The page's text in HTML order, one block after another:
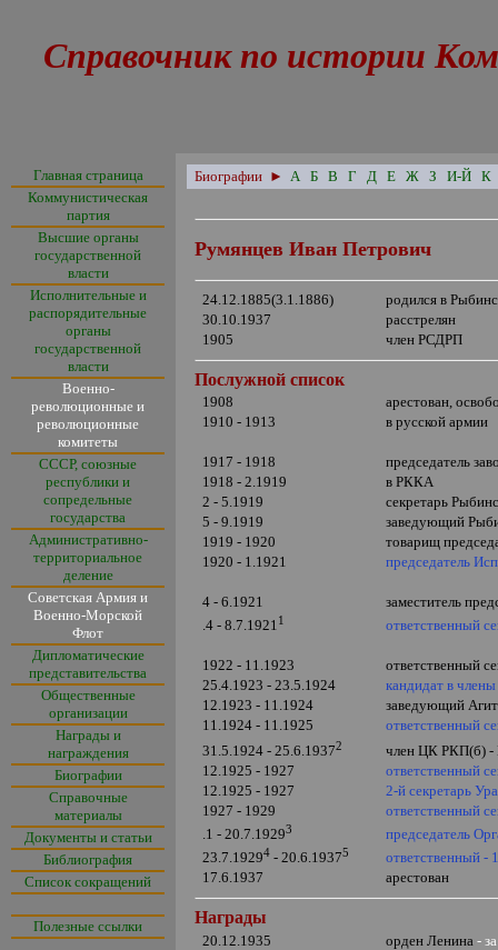
Справочник по истории
Главная страница
Коммунистическая
партия
Высшие органы
государственной
власти
Исполнительные и
распорядительные
органы
государственной
власти
Военно-
революционные и
революционные
комитеты
СССР, союзные
республики и
сопредельные
государства
Административно-
территориальное
деление
Советская Армия и
Военно-Морской
Флот
Дипломатические
представительства
Общественные
организации
Награды и
награждения
Биографии
Справочные
материалы
Документы и статьи
Библиография
Список сокращений
Полезные ссылки
Биографии ► А Б В Г Д Е Ж З И-Й К
Румянцев Иван Петрович
24.12.1885(3.1.1886)
родился в
30.10.1937
расстрелян
1905
член РСДРП
Послужной список
1908
арестован,
1910 - 1913
в русской армии
1917 - 1918
председатель
1918 - 2.1919
в РККА
2 - 5.1919
секретарь
5 - 9.1919
заведующий
1919 - 1920
товарищ
1920 - 1.1921
председатель
4 - 6.1921
заместитель
.4 - 8.7.19211 ответственный
1922 - 11.1923
ответственный
25.4.1923 - 23.5.1924
кандидат в
12.1923 - 11.1924
заведующий
11.1924 - 11.1925
ответственный
31.5.1924 - 25.6.19372
член ЦК РКП(б)
12.1925 - 1927
ответственный
12.1925 - 1927
2-й секретарь
1927 - 1929
ответственный
.1 - 20.7.19293
председатель
23.7.19294 - 20.6.19375
ответственный -
17.6.1937
арестован
Награды
20.12.1935 орден Ленина-